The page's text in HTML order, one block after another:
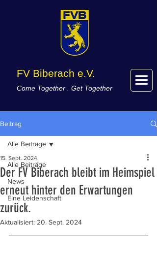
FV Biberach e.V.
Come Together . Get Together
Beitrag
Alle Beiträge
News
Eine Leidenschaft
Alle Beiträge
Der FV Biberach bleibt im Heimspiel
erneut hinter den Erwartungen
zurück.
15. Sept. 2024
Aktualisiert: 20. Sept. 2024